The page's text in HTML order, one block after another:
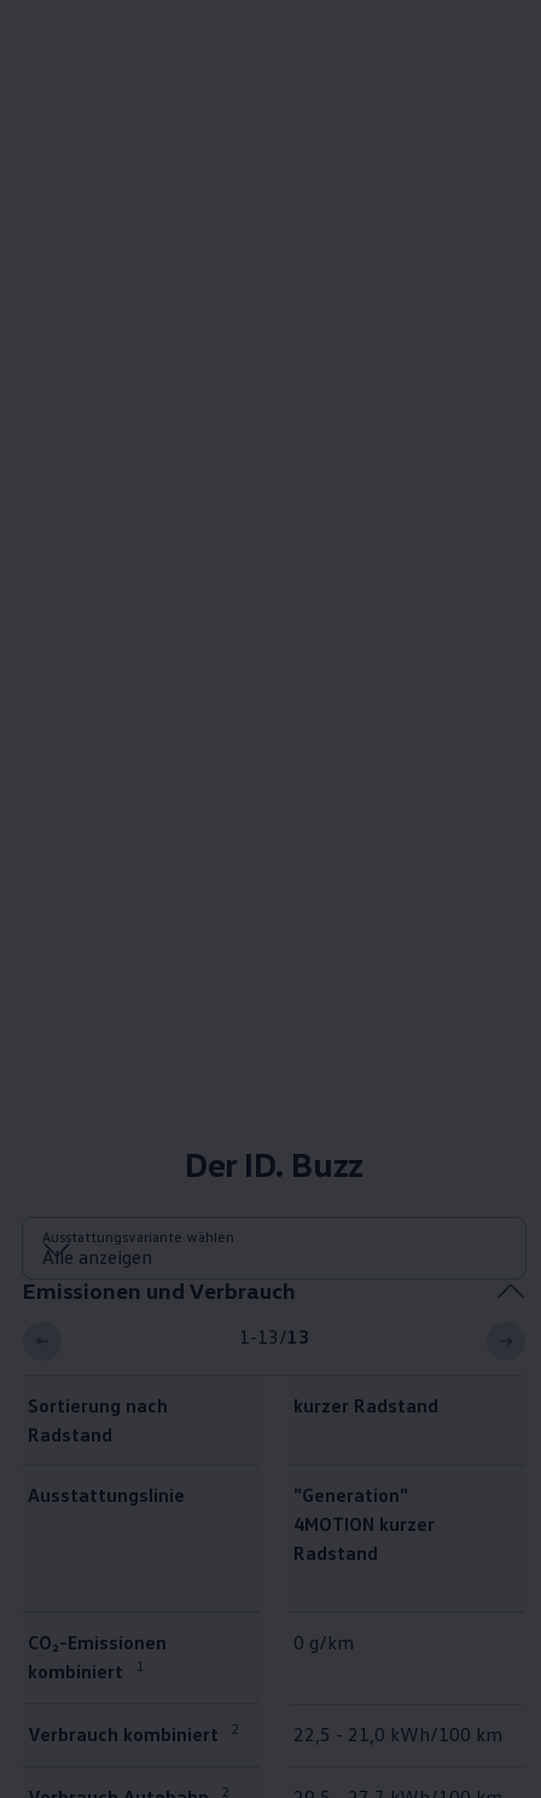
Der ID. Buzz
Ausstattungsvariante wählen
Emissionen und Verbrauch
1-13/13
Sortierung nach
Radstand
kurzer Radstand
Ausstattungslinie
"Generation"
4MOTION kurzer
Radstand
CO₂-Emissionen
kombiniert
1
0 g/km
Verbrauch kombiniert 2 22,5 - 21,0 kWh/100 km
2